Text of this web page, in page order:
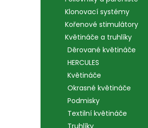
Klonovací systémy
Kořenové stimulátory
Květináče a truhlíky
Děrované květináče
HERCULES
Květináče
Okrasné květináče
Podmisky
Textilní květináče
Truhlíky